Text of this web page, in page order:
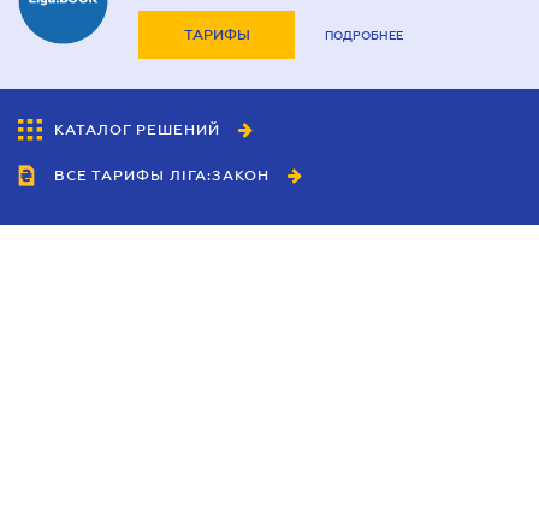
ТАРИФЫ ПОДРОБНЕЕ
КАТАЛОГ РЕШЕНИЙ
ВСЕ ТАРИФЫ ЛІГА:ЗАКОН